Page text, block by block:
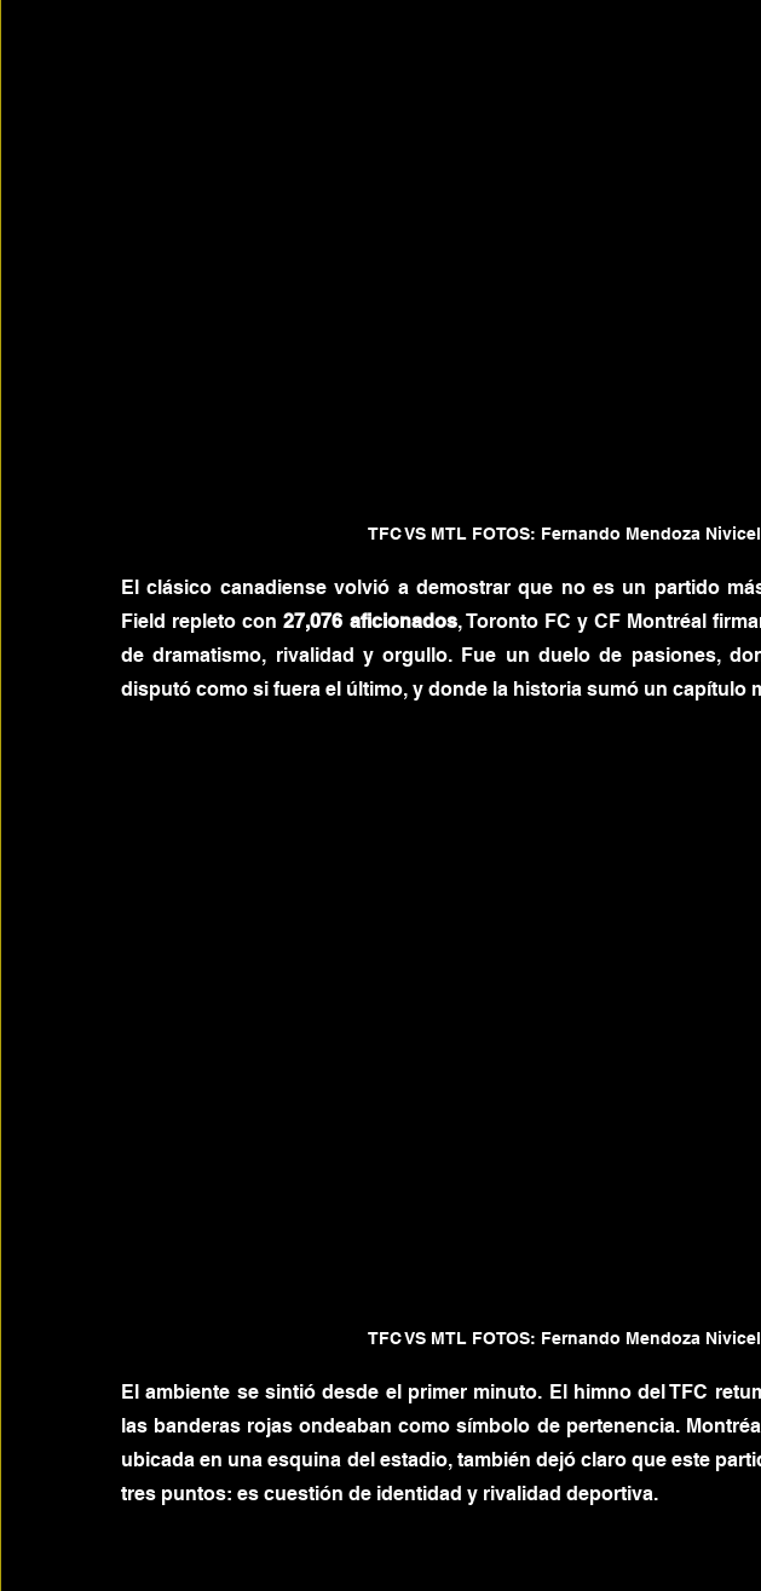
TFC VS MTL FOTOS: Fernando Mendoza
El clásico canadiense volvió a demostrar que no es un partido
Field repleto con 27,076 aficionados, Toronto FC y CF Montréal
de dramatismo, rivalidad y orgullo. Fue un duelo de pasiones,
disputó como si fuera el último, y donde la historia sumó un capítulo
TFC VS MTL FOTOS: Fernando Mendoza
El ambiente se sintió desde el primer minuto. El himno del TFC
las banderas rojas ondeaban como símbolo de pertenencia.
ubicada en una esquina del estadio, también dejó claro que este
tres puntos: es cuestión de identidad y rivalidad deportiva.